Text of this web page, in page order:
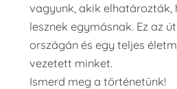
vagyunk, akik elhatározták,
lesznek egymásnak. Ez az
országán és egy teljes
vezetett minket.
Ismerd meg a történetünk!